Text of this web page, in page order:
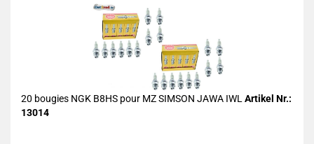
20 bougies NGK B8HS pour MZ SIMSON JAWA IWL Artikel Nr.:
13014